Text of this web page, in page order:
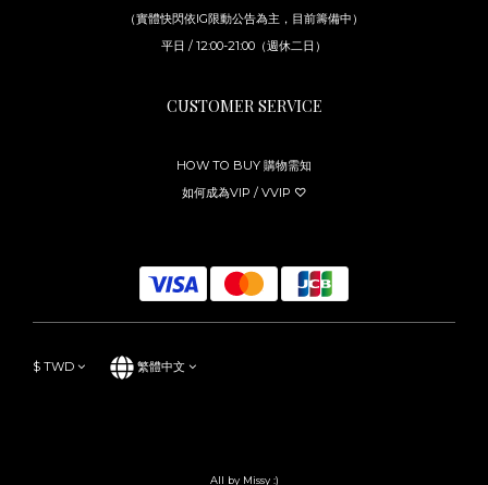
（實體快閃依IG限動公告為主，目前籌備中）
平日 / 12:00-21:00（週休二日）
CUSTOMER SERVICE
HOW TO BUY 購物需知
如何成為VIP / VVIP ♡
$ TWD 繁體中文
All by Missy :)